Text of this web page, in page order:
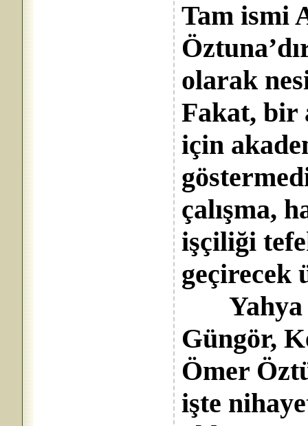
Tam ismi
olarak
Fakat, bir
için
çalışma,
işçiliği
geçirecek
Yahya
Güngör,
Ömer
işte